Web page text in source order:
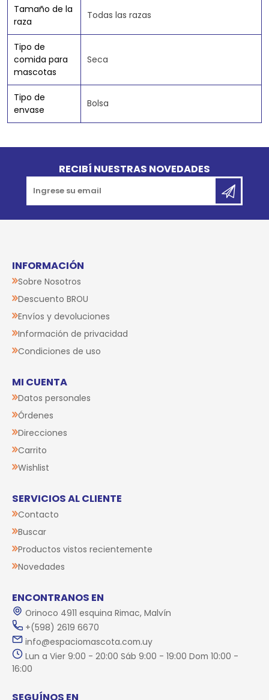
Tamaño de la
raza
Todas las razas
Tipo de
comida para
mascotas
Seca
Tipo de
envase
Bolsa
RECIBÍ NUESTRAS NOVEDADES
INFORMACIÓN
Sobre Nosotros
Descuento BROU
Envíos y devoluciones
Información de privacidad
Condiciones de uso
MI CUENTA
Datos personales
Órdenes
Direcciones
Carrito
Wishlist
SERVICIOS AL CLIENTE
Contacto
Buscar
Productos vistos recientemente
Novedades
ENCONTRANOS EN
Orinoco 4911 esquina Rimac, Malvín
+(598) 2619 6670
info@espaciomascota.com.uy
Lun a Vier 9:00 - 20:00 Sáb 9:00 - 19:00 Dom 10:00 -
16:00